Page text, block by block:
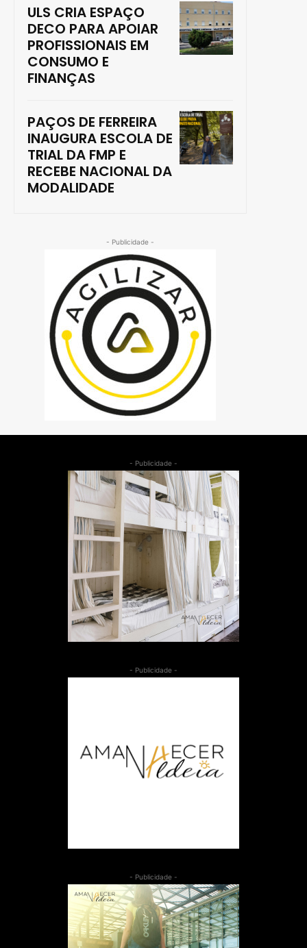
ULS CRIA ESPAÇO
DECO PARA APOIAR
PROFISSIONAIS EM
CONSUMO E
FINANÇAS
PAÇOS DE FERREIRA
INAUGURA ESCOLA DE
TRIAL DA FMP E
RECEBE NACIONAL DA
MODALIDADE
- Publicidade -
- Publicidade -
- Publicidade -
- Publicidade -